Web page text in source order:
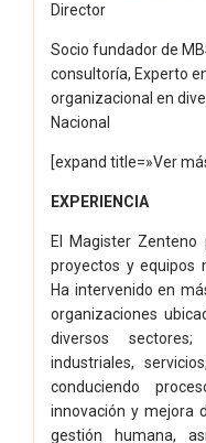
Director
Socio fundador de
consultoría, Experto
organizacional en
Nacional
[expand title=»Ver
EXPERIENCIA
El Magister Zenteno
proyectos y equipos
Ha intervenido en
organizaciones
diversos sectores;
industriales,
conduciendo
innovación y mejora
gestión humana,